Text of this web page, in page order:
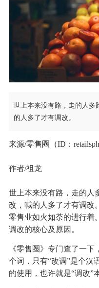
世上本来没有路，走的人多
的人多了才有调改。
来源/零售圈（ID：
作者/祖龙
世上本来没有路，走的人
改，喊的人多了才有调改
零售业如火如荼的进行着
调改的核心及原因。
《零售圈》专门查了一
个词，只有“改调”是个汉
的使用，也许就是“调改”